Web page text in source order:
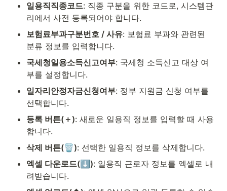
일용직직종코드: 직종 구분을 위한 코드로, 시스템관
리에서 사전 등록되어야 합니다.
보험료부과구분번호 / 사유: 보험료 부과와 관련된
분류 정보를 입력합니다.
국세청일용소득신고여부: 국세청 소득신고 대상 여
부를 설정합니다.
일자리안정자금신청여부: 정부 지원금 신청 여부를
선택합니다.
등록 버튼(＋): 새로운 일용직 정보를 입력할 때 사용
합니다.
삭제 버튼(🗑️): 선택한 일용직 정보를 삭제합니다.
엑셀 다운로드(⬇️): 일용직 근로자 정보를 엑셀로 내
려받습니다.